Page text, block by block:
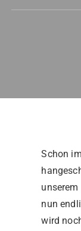
Schon
nun
wird